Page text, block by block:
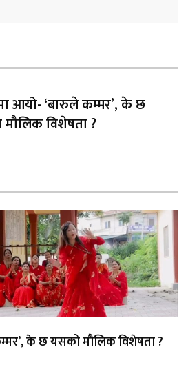
आयो- ‘बारुले कम्मर’, के छ
विशेषता ?
के छ यसको मौलिक विशेषता ?